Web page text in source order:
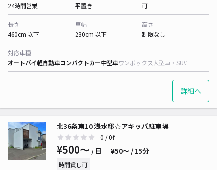
24時間営業
平置き
可
長さ
460cm 以下
車幅
230cm 以下
高さ
制限なし
対応車種
オートバイ軽自動車コンパクトカー中型車ワンボックス大型車・SUV
詳細へ
北36条東10 浅水邸☆アキッパ駐車場
0 / 0件
¥500〜 / 日 ¥50〜 / 15分
時間貸し可